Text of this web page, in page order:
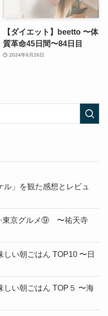
【ダイエット】beetto 〜体
質革命45日間〜84日目
2024年6月26日
ル」を観た感想とレビュ
東京グルメ⑨ 〜祐天寺
しい朝ごはん TOP10 〜日
しい朝ごはん TOP５ 〜海